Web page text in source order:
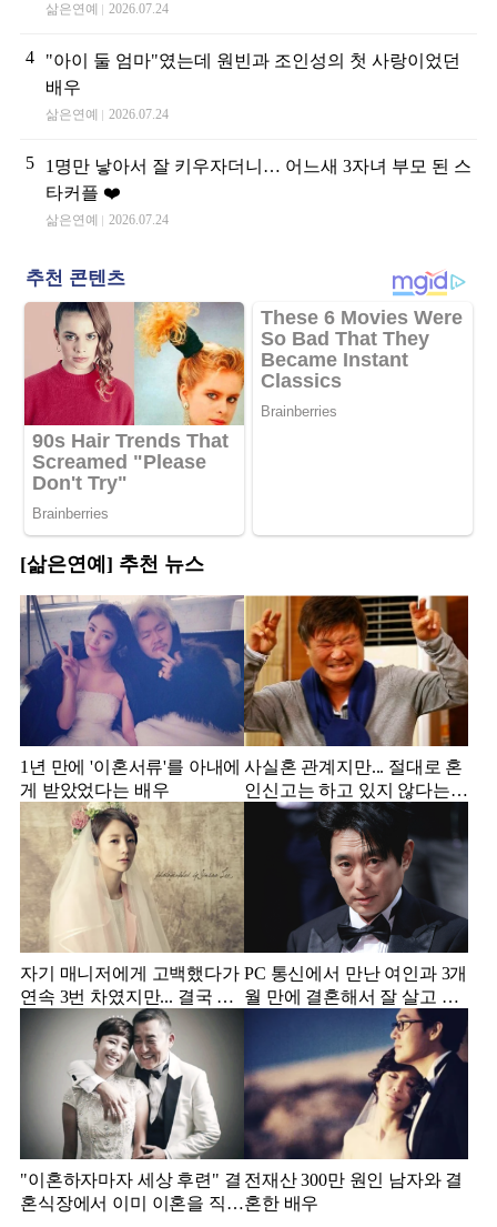
삶은연예 2026.07.24
4
"아이 둘 엄마"였는데 원빈과 조인성의 첫 사랑이었던
배우
삶은연예 2026.07.24
5
1명만 낳아서 잘 키우자더니… 어느새 3자녀 부모 된 스
타커플 ❤️
삶은연예 2026.07.24
[삶은연예] 추천 뉴스
1년 만에 '이혼서류'를 아내에
게 받았었다는 배우
사실혼 관계지만... 절대로 혼
인신고는 하고 있지 않다는
배우
자기 매니저에게 고백했다가
연속 3번 차였지만... 결국 결
혼에 성공한 배우
PC 통신에서 만난 여인과 3개
월 만에 결혼해서 잘 살고 있
"이혼하자마자 세상 후련" 결
혼식장에서 이미 이혼을 직감
전재산 300만 원인 남자와 결
혼한 배우